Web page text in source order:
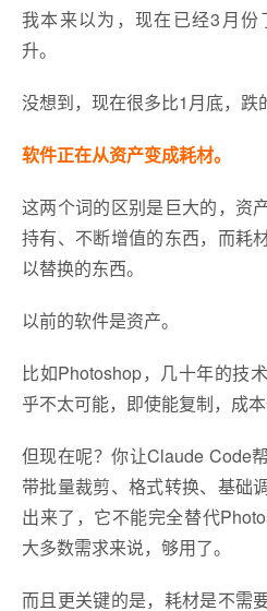
我本来以为，现在已经3月
升。
没想到，现在很多比1月底，跌
软件正在从资产变成耗材。
这两个词的区别是巨大的，资
持有、不断增值的东西，而耗
以替换的东西。
以前的软件是资产。
比如Photoshop，几十年的技
乎不太可能，即使能复制，成本
但现在呢？你让Claude Code
带批量裁剪、格式转换、基础
出来了，它不能完全替代
大多数需求来说，够用了。
而且更关键的是，耗材是不需